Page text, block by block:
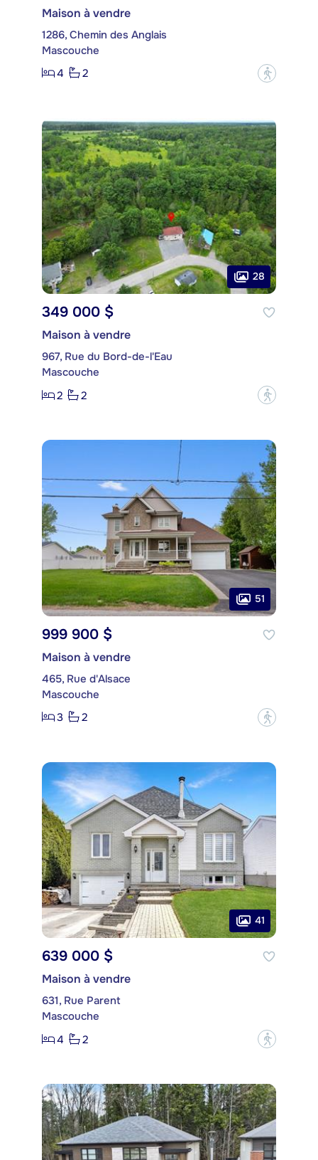
Maison à vendre
1286, Chemin des Anglais
Mascouche
4
2 ?
28
349 000 $
Maison à vendre
967, Rue du Bord-de-l'Eau
Mascouche
2
2 ?
51
999 900 $
Maison à vendre
465, Rue d'Alsace
Mascouche
3
2 ?
41
639 000 $
Maison à vendre
631, Rue Parent
Mascouche
4
2 ?